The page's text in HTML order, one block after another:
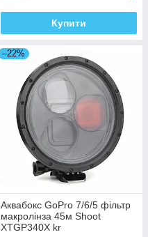
Купити
–22%
Аквабокс GoPro 7/6/5 фільтр
макролінза 45м Shoot
XTGP340X kr